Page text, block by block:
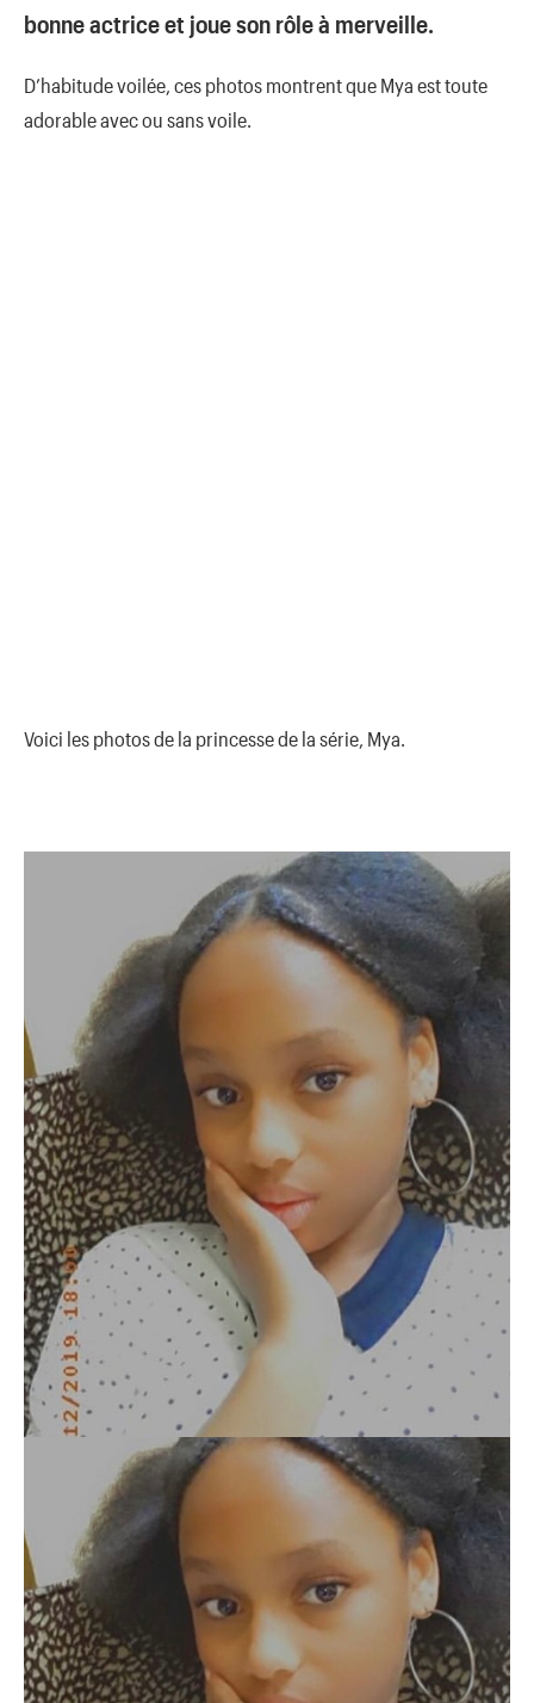
bonne actrice et joue son rôle à merveille.
D’habitude voilée, ces photos montrent que Mya est toute
adorable avec ou sans voile.
Voici les photos de la princesse de la série, Mya.